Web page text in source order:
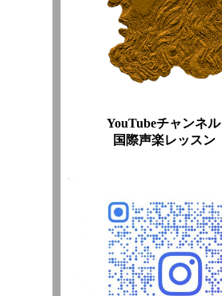
YouTubeチャンネル
国際声楽レッスン